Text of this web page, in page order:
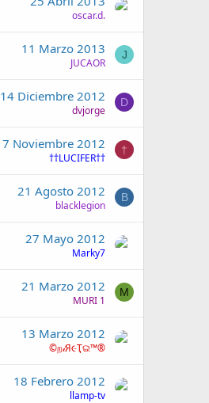
oscar.d.
11 Marzo 2013
JUCAOR
J
14 Diciembre 2012
dvjorge
D
7 Noviembre 2012
††LUCIFER††
†
21 Agosto 2012
blacklegion
B
27 Mayo 2012
Marky7
21 Marzo 2012
MURI 1
M
13 Marzo 2012
©ற𝒾Я૯Ҭଇ™®
18 Febrero 2012
llamp-tv